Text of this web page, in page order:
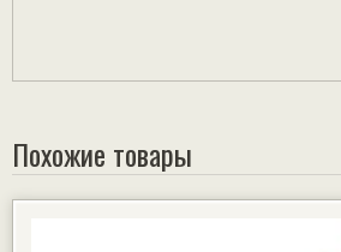
Похожие товары